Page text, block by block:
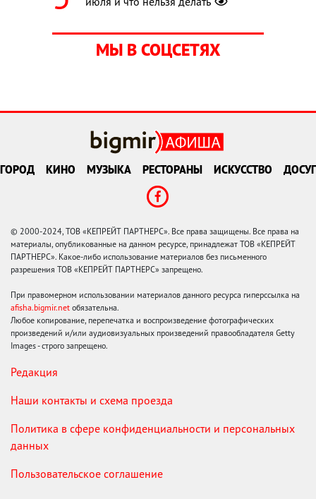
МЫ В СОЦСЕТЯХ
ГОРОД КИНО МУЗЫКА РЕСТОРАНЫ ИСКУССТВО ДОСУГ
© 2000-2024, ТОВ «КЕПРЕЙТ ПАРТНЕРС». Все права защищены. Все права на
материалы, опубликованные на данном ресурсе, принадлежат ТОВ «КЕПРЕЙТ
ПАРТНЕРС». Какое-либо использование материалов без письменного
разрешения ТОВ «КЕПРЕЙТ ПАРТНЕРС» запрещено.
При правомерном использовании материалов данного ресурса гиперссылка на
afisha.bigmir.net обязательна.
Любое копирование, перепечатка и воспроизведение фотографических
произведений и/или аудиовизуальных произведений правообладателя Getty
Images - строго запрещено.
Редакция
Наши контакты и схема проезда
Политика в сфере конфиденциальности и персональных
данных
Пользовательское соглашение